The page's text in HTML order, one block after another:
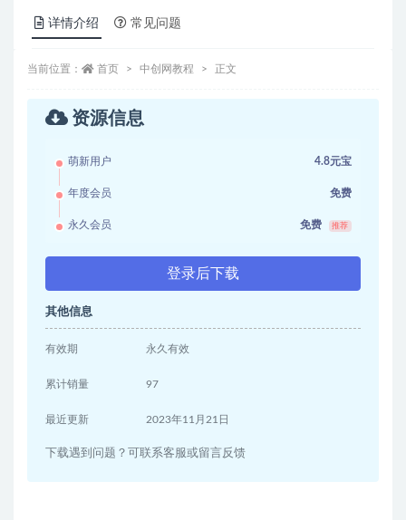
详情介绍 常见问题
当前位置： 首页 中创网教程 正文
资源信息
萌新用户 4.8元宝
年度会员 免费
永久会员 免费 推荐
登录后下载
其他信息
有效期 永久有效
累计销量 97
最近更新 2023年11月21日
下载遇到问题？可联系客服或留言反馈